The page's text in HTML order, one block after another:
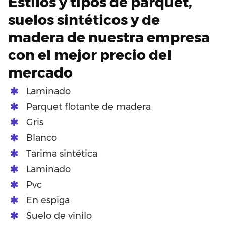
suelos sintéticos y de
madera de nuestra empresa
con el mejor precio del
mercado
Laminado
Parquet flotante de madera
Gris
Blanco
Tarima sintética
Laminado
Pvc
En espiga
Suelo de vinilo